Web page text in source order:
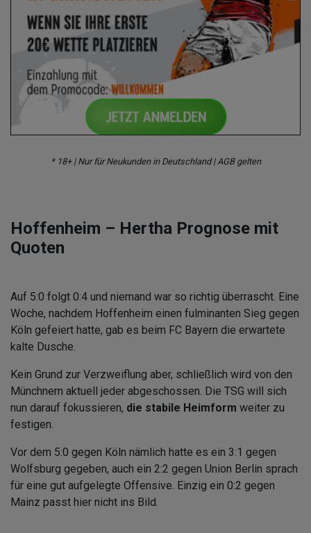
* 18+ | Nur für Neukunden in Deutschland | AGB gelten
Hoffenheim – Hertha Prognose mit
Quoten
Auf 5:0 folgt 0:4 und niemand war so richtig überrascht. Eine
Woche, nachdem Hoffenheim einen fulminanten Sieg gegen
Köln gefeiert hatte, gab es beim FC Bayern die erwartete
kalte Dusche.
Kein Grund zur Verzweiflung aber, schließlich wird von den
Münchnern aktuell jeder abgeschossen. Die TSG will sich
nun darauf fokussieren, die stabile Heimform weiter zu
festigen.
Vor dem 5:0 gegen Köln nämlich hatte es ein 3:1 gegen
Wolfsburg gegeben, auch ein 2:2 gegen Union Berlin sprach
für eine gut aufgelegte Offensive. Einzig ein 0:2 gegen
Mainz passt hier nicht ins Bild.